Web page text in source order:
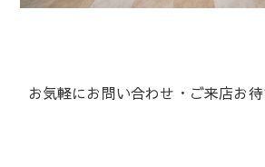
お気軽にお問い合わせ・ご来店お